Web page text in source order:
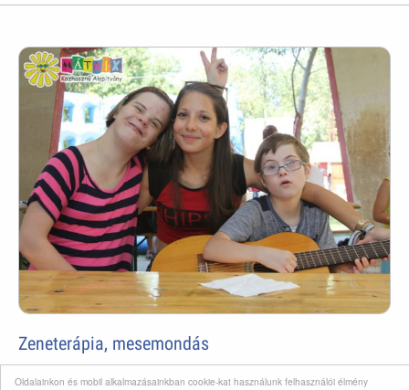
Oldalainkon és mobil alkalmazásainkban cookie-kat használunk felhasználói élmény
Zeneterápia, mesemondás